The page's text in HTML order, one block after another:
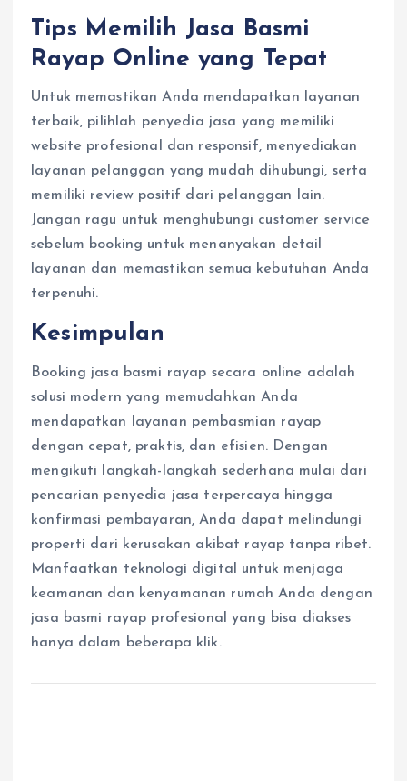
Tips Memilih Jasa Basmi
Rayap Online yang Tepat
Untuk memastikan Anda mendapatkan layanan
terbaik, pilihlah penyedia jasa yang memiliki
website profesional dan responsif, menyediakan
layanan pelanggan yang mudah dihubungi, serta
memiliki review positif dari pelanggan lain.
Jangan ragu untuk menghubungi customer service
sebelum booking untuk menanyakan detail
layanan dan memastikan semua kebutuhan Anda
terpenuhi.
Kesimpulan
Booking jasa basmi rayap secara online adalah
solusi modern yang memudahkan Anda
mendapatkan layanan pembasmian rayap
dengan cepat, praktis, dan efisien. Dengan
mengikuti langkah-langkah sederhana mulai dari
pencarian penyedia jasa terpercaya hingga
konfirmasi pembayaran, Anda dapat melindungi
properti dari kerusakan akibat rayap tanpa ribet.
Manfaatkan teknologi digital untuk menjaga
keamanan dan kenyamanan rumah Anda dengan
jasa basmi rayap profesional yang bisa diakses
hanya dalam beberapa klik.